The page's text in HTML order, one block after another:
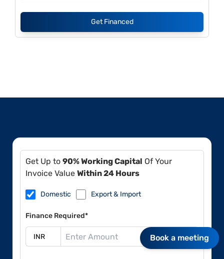
Get Financed
Get Up to 90% Working Capital Of Your
Invoice Value Within 24 Hours
Domestic Export & Import
Finance Required*
Book a meeting